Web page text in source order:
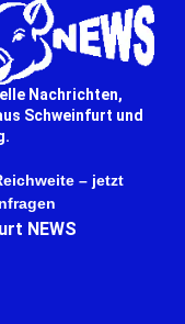
Nachrichten,
Schweinfurt und
– jetzt
NEWS